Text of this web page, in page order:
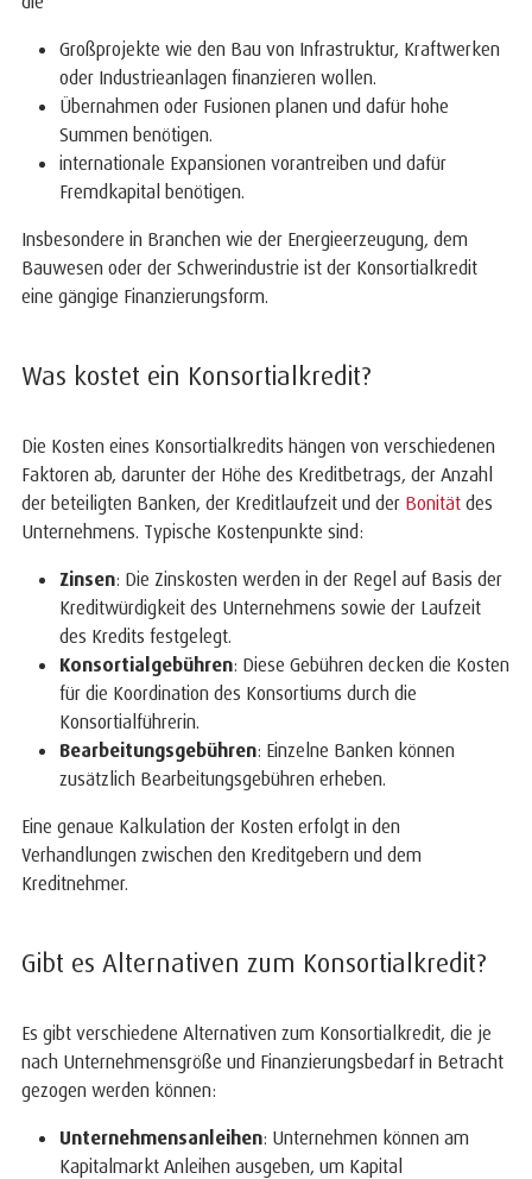
Großprojekte wie den Bau von Infrastruktur, Kraftwerken
oder Industrieanlagen finanzieren wollen.
Übernahmen oder Fusionen planen und dafür hohe
Summen benötigen.
internationale Expansionen vorantreiben und dafür
Fremdkapital benötigen.
Insbesondere in Branchen wie der Energieerzeugung, dem
Bauwesen oder der Schwerindustrie ist der Konsortialkredit
eine gängige Finanzierungsform.
Was kostet ein Konsortialkredit?
Die Kosten eines Konsortialkredits hängen von verschiedenen
Faktoren ab, darunter der Höhe des Kreditbetrags, der Anzahl
der beteiligten Banken, der Kreditlaufzeit und der Bonität des
Unternehmens. Typische Kostenpunkte sind:
Zinsen: Die Zinskosten werden in der Regel auf Basis der
Kreditwürdigkeit des Unternehmens sowie der Laufzeit
des Kredits festgelegt.
Konsortialgebühren: Diese Gebühren decken die Kosten
für die Koordination des Konsortiums durch die
Konsortialführerin.
Bearbeitungsgebühren: Einzelne Banken können
zusätzlich Bearbeitungsgebühren erheben.
Eine genaue Kalkulation der Kosten erfolgt in den
Verhandlungen zwischen den Kreditgebern und dem
Kreditnehmer.
Gibt es Alternativen zum Konsortialkredit?
Es gibt verschiedene Alternativen zum Konsortialkredit, die je
nach Unternehmensgröße und Finanzierungsbedarf in Betracht
gezogen werden können:
Unternehmensanleihen: Unternehmen können am
Kapitalmarkt Anleihen ausgeben, um Kapital